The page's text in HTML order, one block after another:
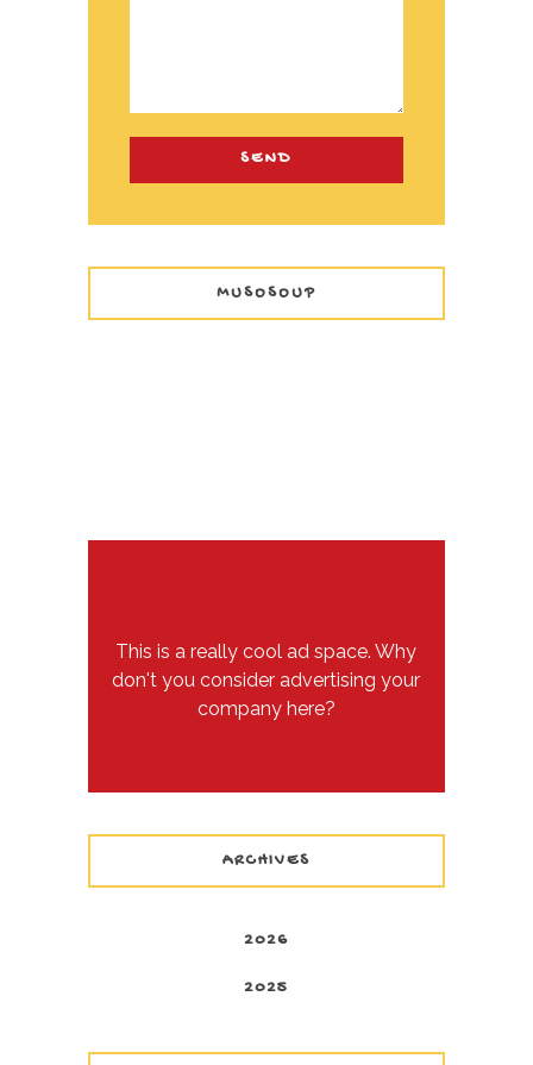
MUSOSOUP
This is a really cool ad space. Why
don't you consider advertising your
company here?
ARCHIVES
2026
2025